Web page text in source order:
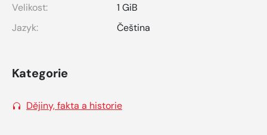
Velikost:
1 GiB
Jazyk:
Čeština
Kategorie
Dějiny, fakta a historie